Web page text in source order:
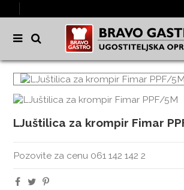
LJuštilica za krompir Fimar
Pozovite za cenu 061 142 142 2